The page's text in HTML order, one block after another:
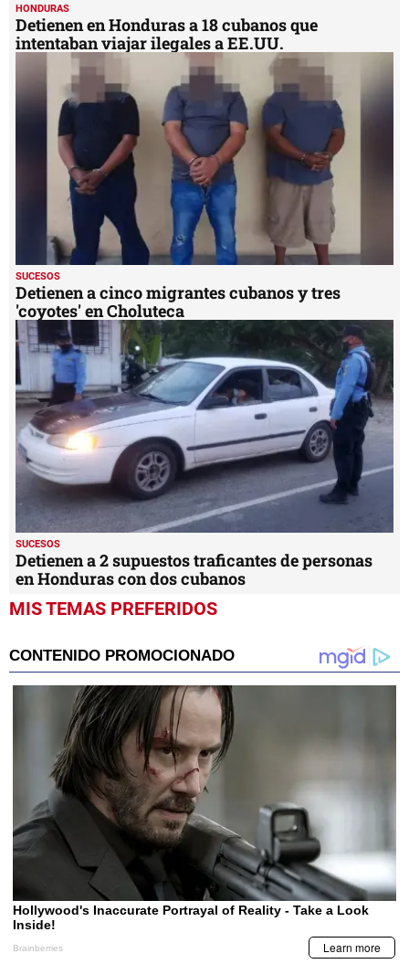
HONDURAS
Detienen en Honduras a 18 cubanos que
intentaban viajar ilegales a EE.UU.
SUCESOS
Detienen a cinco migrantes cubanos y tres
'coyotes' en Choluteca
SUCESOS
Detienen a 2 supuestos traficantes de personas
en Honduras con dos cubanos
MIS TEMAS PREFERIDOS